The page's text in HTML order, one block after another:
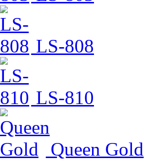
LS-808
LS-810
Queen Gold